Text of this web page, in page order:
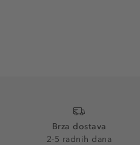
Brza dostava
2-5 radnih dana